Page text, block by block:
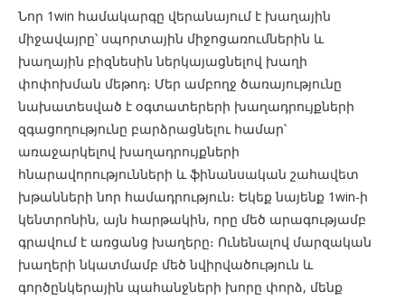
Նոր 1win համակարգը վերանայում է խաղային
միջավայրը՝ սպորտային միջոցառումներին և
խաղային բիզնեսին ներկայացնելով խաղի
փոփոխման մեթոդ։ Մեր ամբողջ ծառայությունը
նախատեսված է օգտատերերի խաղադրույքների
զգացողությունը բարձրացնելու համար՝
առաջարկելով խաղադրույքների
հնարավորությունների և ֆինանսական շահավետ
խթանների նոր համադրություն։ Եկեք նայենք 1win-ի
կենտրոնին, այն հարթակին, որը մեծ արագությամբ
գրավում է առցանց խաղերը։ Ունենալով մարզական
խաղերի նկատմամբ մեծ նվիրվածություն և
գործընկերային պահանջների խորը փորձ, մենք